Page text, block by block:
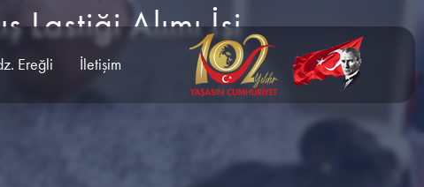
Ereğli İletişim
Lastiği Alımı İşi